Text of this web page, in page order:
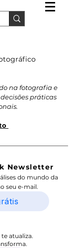
na fotografia e
práticas
Newsletter
do mundo da
seu e-mail.
atualiza.